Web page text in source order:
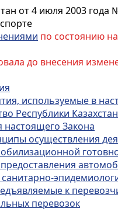
от 4 июля 2003 года
по состоянию
до внесения
используемые в
Республики
настоящего Закона
осуществления
санитарно-
к
перевозок